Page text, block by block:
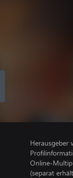
Herausgeber
Online-
(separat